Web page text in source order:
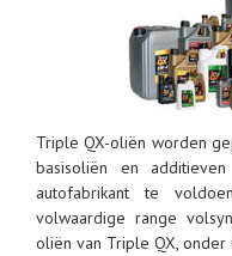
Triple QX-oliën worden
basisoliën en
autofabrikant te
volwaardige range
oliën van Triple QX, onder